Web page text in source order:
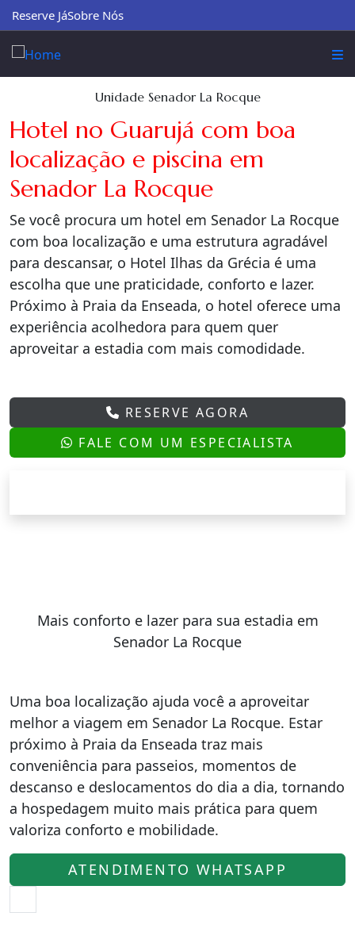
Reserve JáSobre Nós
Unidade Senador La Rocque
Hotel no Guarujá com boa
localização e piscina em
Senador La Rocque
Se você procura um hotel em Senador La Rocque
com boa localização e uma estrutura agradável
para descansar, o Hotel Ilhas da Grécia é uma
escolha que une praticidade, conforto e lazer.
Próximo à Praia da Enseada, o hotel oferece uma
experiência acolhedora para quem quer
aproveitar a estadia com mais comodidade.
RESERVE AGORA
FALE COM UM ESPECIALISTA
Mais conforto e lazer para sua estadia em
Senador La Rocque
Uma boa localização ajuda você a aproveitar
melhor a viagem em Senador La Rocque. Estar
próximo à Praia da Enseada traz mais
conveniência para passeios, momentos de
descanso e deslocamentos do dia a dia, tornando
a hospedagem muito mais prática para quem
valoriza conforto e mobilidade.
ATENDIMENTO WHATSAPP